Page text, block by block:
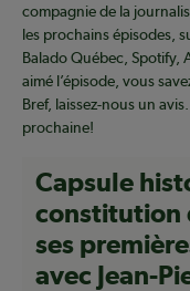
compagnie de la
les prochains épisodes,
Balado Québec, Spotify,
aimé l’épisode, vous
Bref, laissez-nous un
prochaine!
Capsule
constitution
ses
avec Jean-